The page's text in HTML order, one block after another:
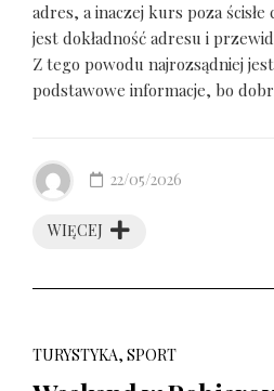
adres, a inaczej kurs poza
jest dokładność adresu i
Z tego powodu najrozsądniej
podstawowe informacje, bo
WIĘCEJ
22/05/2026
TURYSTYKA, SPORT